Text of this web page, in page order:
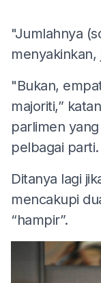
"Jumlahnya
menyakinkan,
"Bukan,
majoriti,”
parlimen
pelbagai parti.
Ditanya lagi
mencakupi
“hampir”.